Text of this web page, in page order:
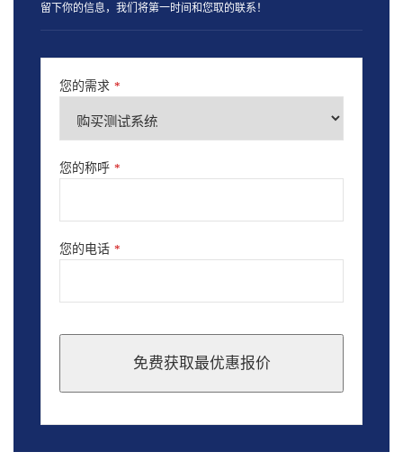
留下你的信息，我们将第一时间和您取的联系！
您的需求 *
您的称呼 *
您的电话 *
免费获取最优惠报价
should